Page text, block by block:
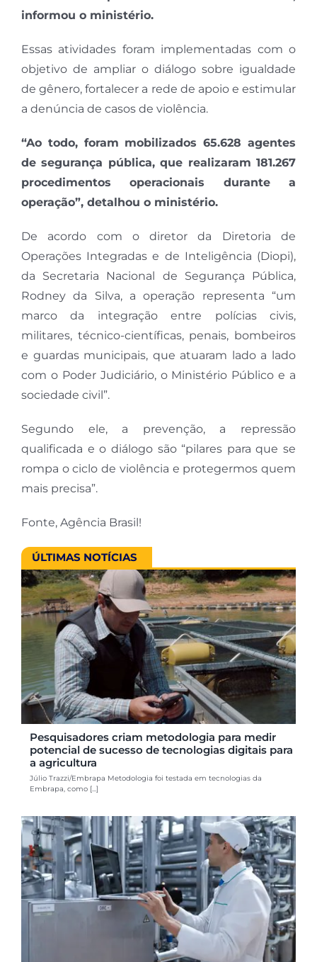
informou o ministério.
Essas atividades foram implementadas com o
objetivo de ampliar o diálogo sobre igualdade
de gênero, fortalecer a rede de apoio e estimular
a denúncia de casos de violência.
“Ao todo, foram mobilizados 65.628 agentes
de segurança pública, que realizaram 181.267
procedimentos operacionais durante a
operação”, detalhou o ministério.
De acordo com o diretor da Diretoria de
Operações Integradas e de Inteligência (Diopi),
da Secretaria Nacional de Segurança Pública,
Rodney da Silva, a operação representa “um
marco da integração entre polícias civis,
militares, técnico-científicas, penais, bombeiros
e guardas municipais, que atuaram lado a lado
com o Poder Judiciário, o Ministério Público e a
sociedade civil”.
Segundo ele, a prevenção, a repressão
qualificada e o diálogo são “pilares para que se
rompa o ciclo de violência e protegermos quem
mais precisa”.
Fonte, Agência Brasil!
ÚLTIMAS NOTÍCIAS
Pesquisadores criam metodologia para medir
potencial de sucesso de tecnologias digitais para
a agricultura
Júlio Trazzi/Embrapa Metodologia foi testada em tecnologias da
Embrapa, como [...]